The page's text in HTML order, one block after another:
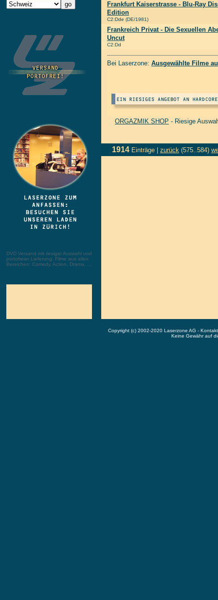
DVD Versand mit riesiger Auswahl und
portofreier Lieferung. Filme aus allen
Bereichen: Comedy, Action, Drama, ...
Frankfurt Kaiserstrasse - Blu-Ray
Edition
C2:Dde (DE/1981)
Frankreich Privat - Die Sexuellen
Uncut
C2:Dd
Bei Laserzone: Ausgewählte Filme
ORGAZMIK SHOP - Riesige
1914 Einträge | zurück (575..584)
Copyright (c) 2002-2020 Laserzone AG -
Keine Gewähr auf